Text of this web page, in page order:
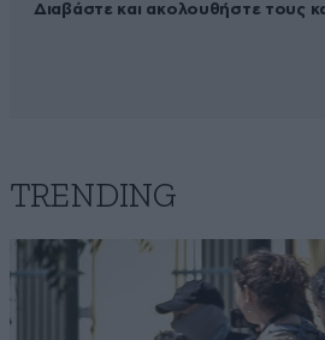
Διαβάστε και ακολουθήστε τους
TRENDING